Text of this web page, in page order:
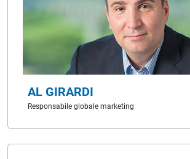
AL GIRARDI
Responsabile globale marketing